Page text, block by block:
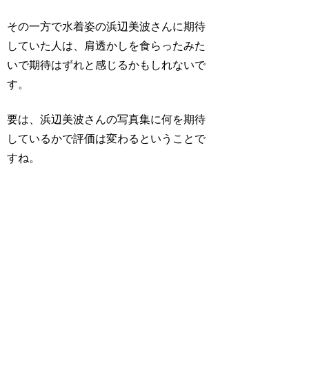
その一方で水着姿の浜辺美波さんに期待
していた人は、肩透かしを食らったみた
いで期待はずれと感じるかもしれないで
す。
要は、浜辺美波さんの写真集に何を期待
しているかで評価は変わるということで
すね。